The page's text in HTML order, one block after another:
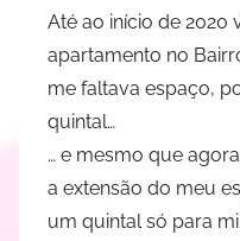
Até ao início de 2020
apartamento no
me faltava espaço,
quintal…
… e mesmo que
a extensão do meu
um quintal só para